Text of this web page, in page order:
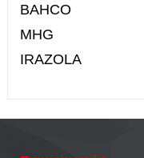
BAHCO
MHG
IRAZOLA